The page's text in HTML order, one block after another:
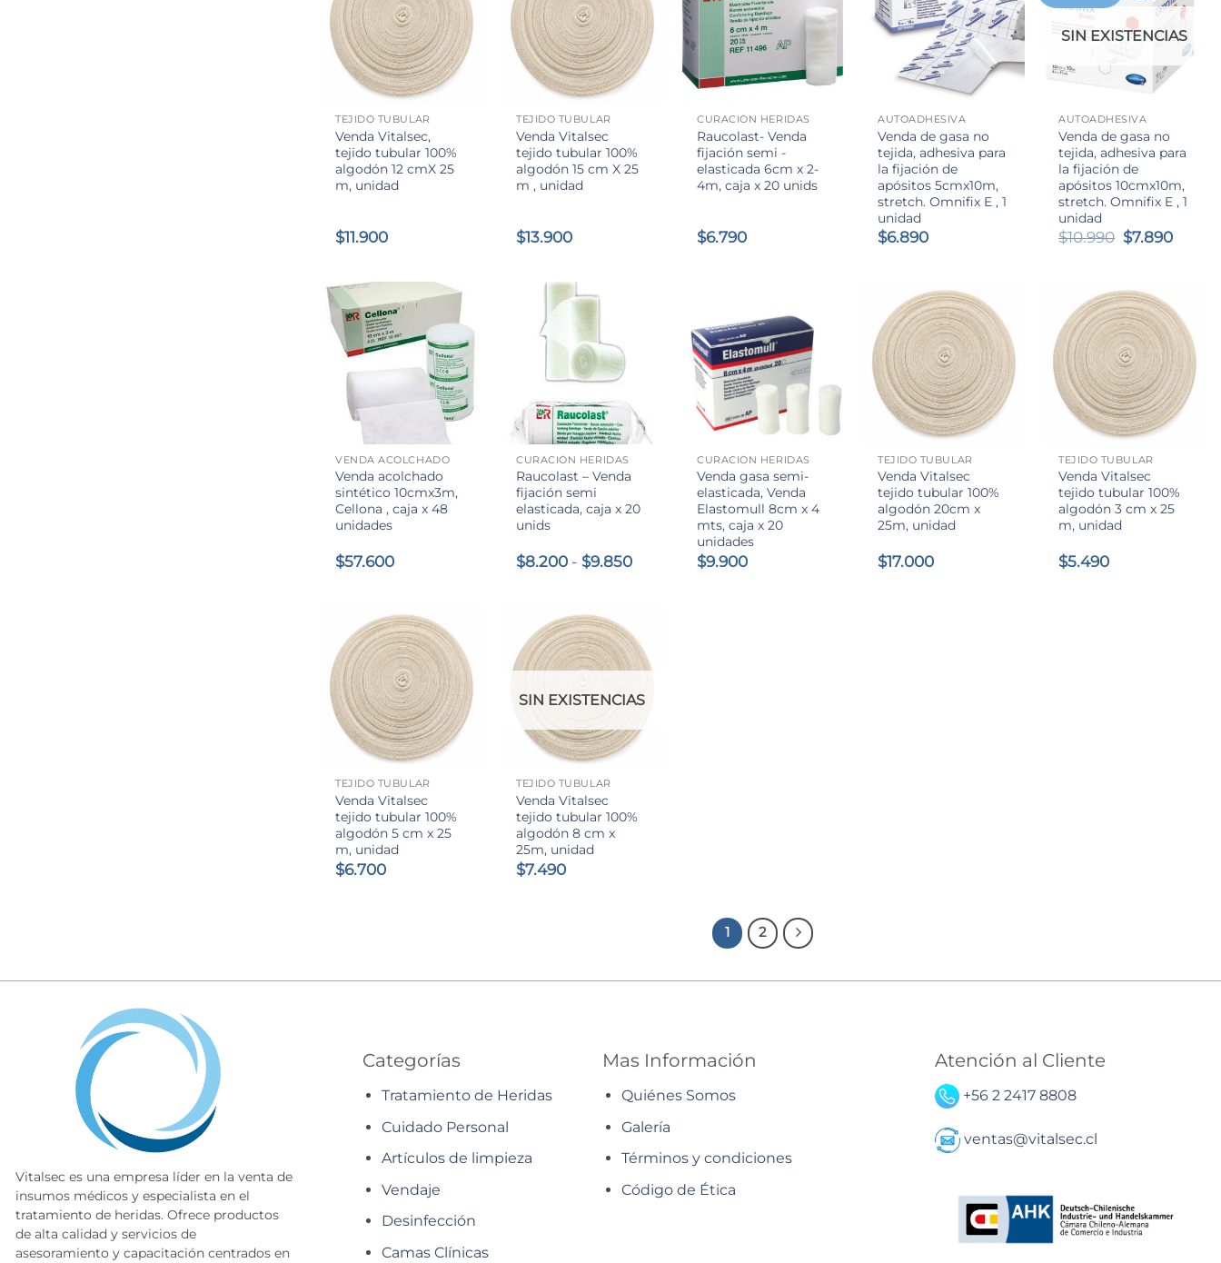
TEJIDO TUBULAR
Venda Vitalsec,
tejido tubular 100%
algodón 12 cmX 25
m, unidad
$11.900
TEJIDO TUBULAR
Venda Vitalsec
tejido tubular 100%
algodón 15 cm X 25
m , unidad
$13.900
+
CURACIÓN HERIDAS
Raucolast- Venda
fijación semi -
elasticada 6cm x 2-
4m, caja x 20 unids
$6.790
AUTOADHESIVA
Venda de gasa no
tejida, adhesiva para
la fijación de
apósitos 5cmx10m,
stretch. Omnifix E , 1
unidad
$6.890
SIN EXISTENCIAS
AUTOADHESIVA
Venda de gasa no
tejida, adhesiva para
la fijación de
apósitos 10cmx10m,
stretch. Omnifix E , 1
unidad
$10.990 El
$10.990.
$7.890El
VENDA ACOLCHADO
Venda acolchado
sintético 10cmx3m,
Cellona , caja x 48
unidades
$57.600
+
CURACIÓN HERIDAS
Raucolast – Venda
fijación semi
elasticada, caja x 20
unids
$8.200 - $9.850Rango
hasta
$9.850
CURACIÓN HERIDAS
Venda gasa semi-
elasticada, Venda
Elastomull 8cm x 4
mts, caja x 20
unidades
$9.900
TEJIDO TUBULAR
Venda Vitalsec
tejido tubular 100%
algodón 20cm x
25m, unidad
$17.000
TEJIDO TUBULAR
Venda Vitalsec
tejido tubular 100%
algodón 3 cm x 25
m, unidad
$5.490
TEJIDO TUBULAR
Venda Vitalsec
tejido tubular 100%
algodón 5 cm x 25
m, unidad
$6.700
SIN EXISTENCIAS
TEJIDO TUBULAR
Venda Vitalsec
tejido tubular 100%
algodón 8 cm x
25m, unidad
$7.490
1 2
Vitalsec es una empresa líder en la venta de
insumos médicos y especialista en el
tratamiento de heridas. Ofrece productos
de alta calidad y servicios de
asesoramiento y capacitación centrados en
Categorías
Tratamiento de Heridas
Cuidado Personal
Artículos de limpieza
Vendaje
Desinfección
Camas Clínicas
Mas Información
Quiénes Somos
Galería
Términos y condiciones
Código de Ética
Atención al Cliente
+56 2 2417 8808
ventas@vitalsec.cl